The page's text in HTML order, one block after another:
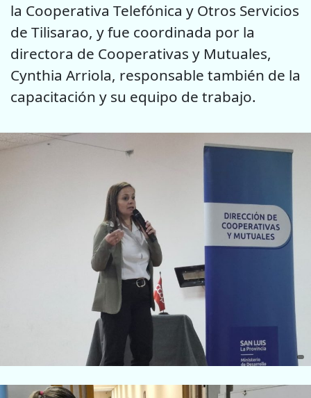
la Cooperativa Telefónica y Otros Servicios
de Tilisarao, y fue coordinada por la
directora de Cooperativas y Mutuales,
Cynthia Arriola, responsable también de la
capacitación y su equipo de trabajo.